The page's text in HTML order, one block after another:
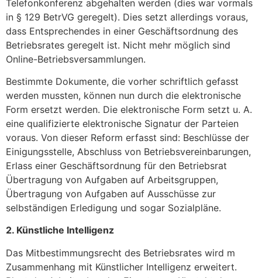
Telefonkonferenz abgehalten werden (dies war vormals
in § 129 BetrVG geregelt). Dies setzt allerdings voraus,
dass Entsprechendes in einer Geschäftsordnung des
Betriebsrates geregelt ist. Nicht mehr möglich sind
Online-Betriebsversammlungen.
Bestimmte Dokumente, die vorher schriftlich gefasst
werden mussten, können nun durch die elektronische
Form ersetzt werden. Die elektronische Form setzt u. A.
eine qualifizierte elektronische Signatur der Parteien
voraus. Von dieser Reform erfasst sind: Beschlüsse der
Einigungsstelle, Abschluss von Betriebsvereinbarungen,
Erlass einer Geschäftsordnung für den Betriebsrat
Übertragung von Aufgaben auf Arbeitsgruppen,
Übertragung von Aufgaben auf Ausschüsse zur
selbständigen Erledigung und sogar Sozialpläne.
2. Künstliche Intelligenz
Das Mitbestimmungsrecht des Betriebsrates wird m
Zusammenhang mit Künstlicher Intelligenz erweitert.